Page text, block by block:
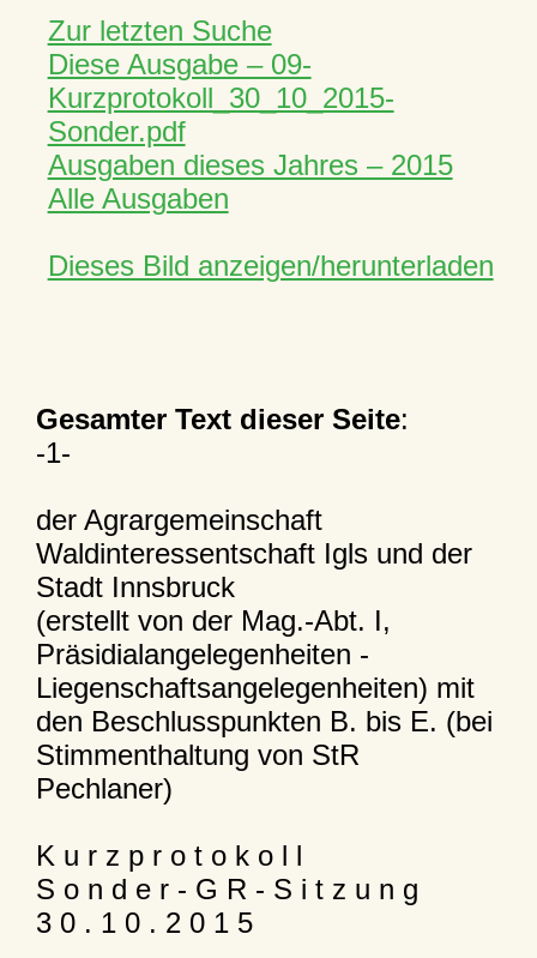
Zur letzten Suche
Diese Ausgabe – 09-
Kurzprotokoll_30_10_2015-
Sonder.pdf
Ausgaben dieses Jahres – 2015
Alle Ausgaben
Dieses Bild anzeigen/herunterladen
Gesamter Text dieser Seite:
-1-
der Agrargemeinschaft
Waldinteressentschaft Igls und der
Stadt Innsbruck
(erstellt von der Mag.-Abt. I,
Präsidialangelegenheiten -
Liegenschaftsangelegenheiten) mit
den Beschlusspunkten B. bis E. (bei
Stimmenthaltung von StR
Pechlaner)
K u r z p r o t o k o l l
S o n d e r - G R - S i t z u n g
3 0 . 1 0 . 2 0 1 5